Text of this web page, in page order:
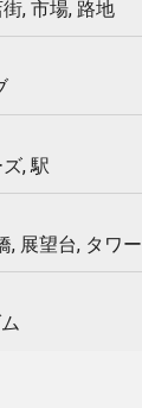
, 市場, 路地
, 駅
, 展望台, タワー